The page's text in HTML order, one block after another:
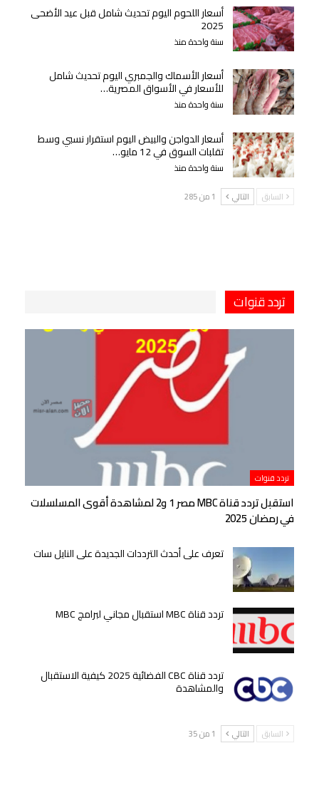
أسعار اللحوم اليوم تحديث شامل قبل عيد الأضحى
2025
سنة واحدة منذ
أسعار الأسماك والجمبري اليوم تحديث شامل
للأسعار في الأسواق المصرية…
سنة واحدة منذ
أسعار الدواجن والبيض اليوم استقرار نسبي وسط
تقلبات السوق في 12 مايو…
سنة واحدة منذ
السابق التالي 1 من 285
تردد قنوات
تردد قنوات
استقبل تردد قناة MBC مصر 1 و2 لمشاهدة أقوى المسلسلات
في رمضان 2025
تعرف على أحدث الترددات الجديدة على النايل سات
تردد قناة MBC استقبال مجاني لبرامج MBC
تردد قناة CBC الفضائية 2025 كيفية الاستقبال
والمشاهدة
السابق التالي 1 من 35